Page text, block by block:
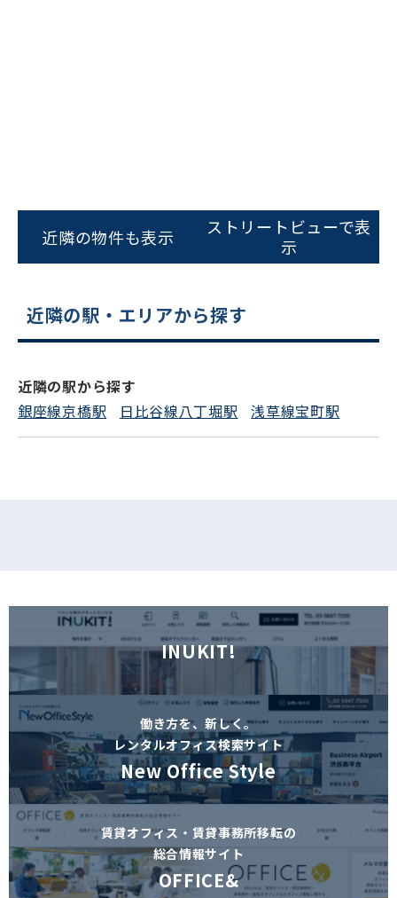
をお伝えいただくと
スムーズにご案内できます
平日 9:00〜18:00
フォームでお問い合わせ
近隣の物件も表示
ストリートビューで表
示
近隣の駅・エリアから探す
近隣の駅から探す
銀座線京橋駅
日比谷線八丁堀駅 浅草線宝町駅
INUKIT!
働き方を、新しく。
レンタルオフィス検索サイト
New Office Style
賃貸オフィス・賃貸事務所移転の
総合情報サイト
OFFICE&